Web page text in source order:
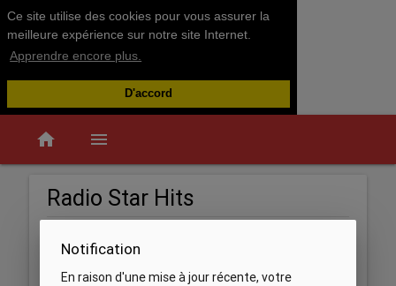
Ce site utilise des cookies pour vous assurer la
meilleure expérience sur notre site Internet.
Apprendre encore plus.
D'accord
home menu
Radio Star Hits
Notification
En raison d'une mise à jour récente, votre